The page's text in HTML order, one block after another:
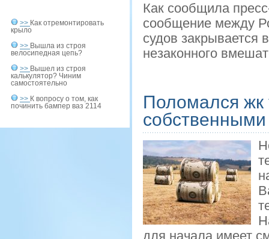
>> Как отремонтировать
крыло
>> Вышла из строя
велосипедная цепь?
>> Вышел из строя
калькулятор? Чиним
самостоятельно
>> К вопросу о том, как
починить бампер ваз 2114
Как сообщила
сообщение между
судов закрывается
незаконного
Поломался жк
для начала имеет